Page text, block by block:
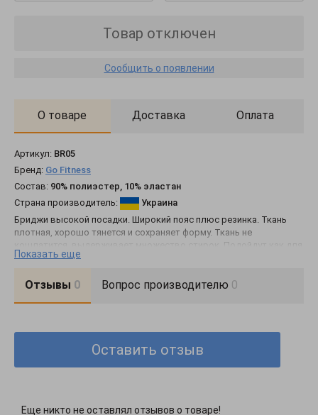
Товар отключен
Сообщить о появлении
О товаре Доставка Оплата
Артикул: BR05
Бренд: Go Fitness
Состав: 90% полиэстер, 10% эластан
Страна производитель:
Украина
Бриджи высокой посадки. Широкий пояс плюс резинка. Ткань
плотная, хорошо тянется и сохраняет форму. Ткань не
кошлатится, выдерживает множество стирок. Подойдут как для
повседневной носки, так и для занятий спортом.
Показать еще
Отзывы 0 Вопрос производителю 0
Оставить отзыв
Еще никто не оставлял отзывов о товаре!